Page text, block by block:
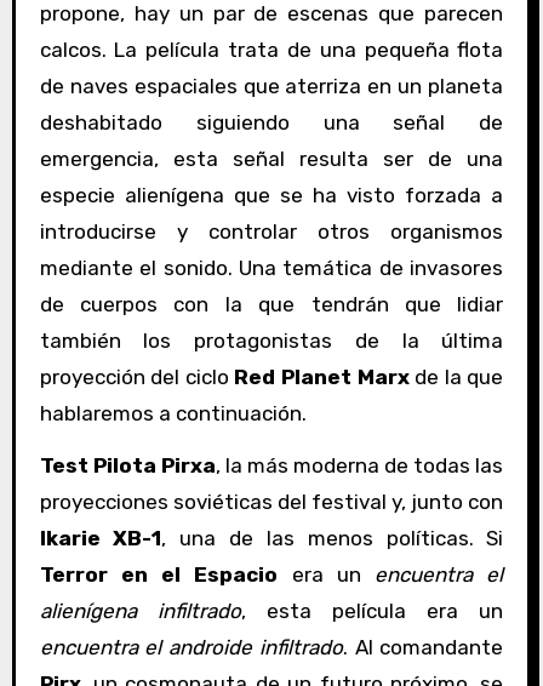
propone, hay un par de escenas que parecen
calcos. La película trata de una pequeña flota
de naves espaciales que aterriza en un planeta
deshabitado siguiendo una señal de
emergencia, esta señal resulta ser de una
especie alienígena que se ha visto forzada a
introducirse y controlar otros organismos
mediante el sonido. Una temática de invasores
de cuerpos con la que tendrán que lidiar
también los protagonistas de la última
proyección del ciclo Red Planet Marxde la que
hablaremos a continuación.
Test Pilota Pirxa, la más moderna de todas las
proyecciones soviéticas del festival y, junto con
Ikarie XB-1, una de las menos políticas. Si
Terror en el Espacio era un encuentra el
alienígena infiltrado, esta película era un
encuentra el androide infiltrado. Al comandante